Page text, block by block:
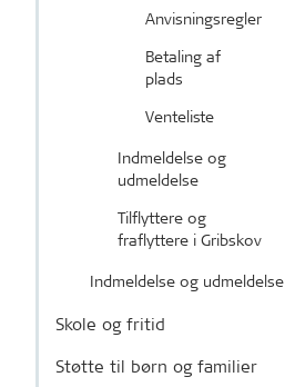
Anvisningsregler
Betaling af
plads
Venteliste
Indmeldelse og
udmeldelse
Tilflyttere og
fraflyttere i Gribskov
Indmeldelse og udmeldelse
Skole og fritid
Støtte til børn og familier